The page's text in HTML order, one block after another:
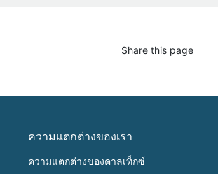
Share this page
ความแตกต่างของเรา
ความแตกต่างของคาลเท็กซ์